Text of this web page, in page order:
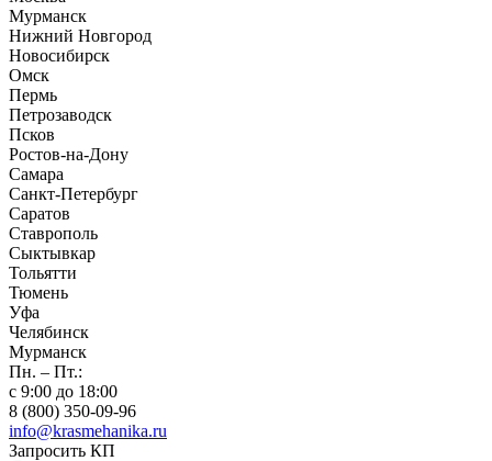
Мурманск
Нижний Новгород
Новосибирск
Омск
Пермь
Петрозаводск
Псков
Ростов-на-Дону
Самара
Санкт-Петербург
Саратов
Ставрополь
Сыктывкар
Тольятти
Тюмень
Уфа
Челябинск
Мурманск
Пн. – Пт.:
с 9:00 до 18:00
8 (800) 350-09-96
info@krasmehanika.ru
Запросить КП